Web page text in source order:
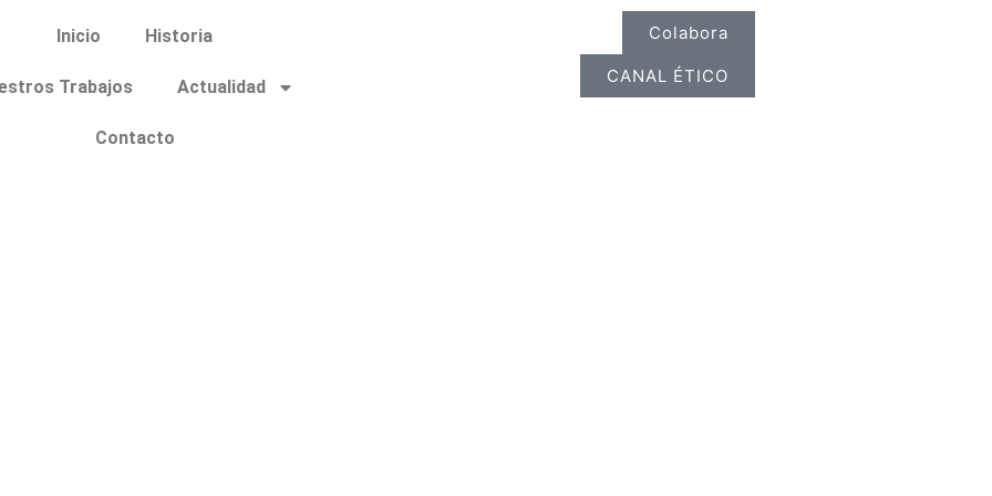
Inicio Historia
Trabajos Actualidad
Contacto
Colabora
CANAL ÉTICO